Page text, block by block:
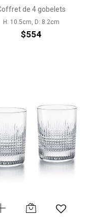
de 4 gobelets
H: 10.5cm, D: 8.2cm
$554